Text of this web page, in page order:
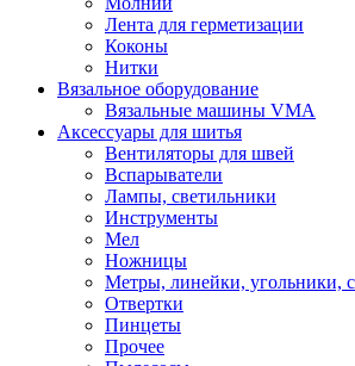
Лента для герметизации
Коконы
Нитки
Вязальное оборудование
Вязальные машины VMA
Аксессуары для шитья
Вентиляторы для швей
Вспарыватели
Лампы, светильники
Инструменты
Мел
Ножницы
Метры, линейки, угольники,
Отвертки
Пинцеты
Прочее